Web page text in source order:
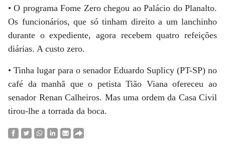
• O programa Fome Zero chegou ao Palácio do Planalto.
Os funcionários, que só tinham direito a um lanchinho
durante o expediente, agora recebem quatro refeições
diárias. A custo zero.
• Tinha lugar para o senador Eduardo Suplicy (PT-SP) no
café da manhã que o petista Tião Viana ofereceu ao
senador Renan Calheiros. Mas uma ordem da Casa Civil
tirou-lhe a torrada da boca.